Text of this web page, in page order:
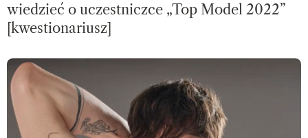
wiedzieć o uczestniczce „Top Model 2022”
[kwestionariusz]